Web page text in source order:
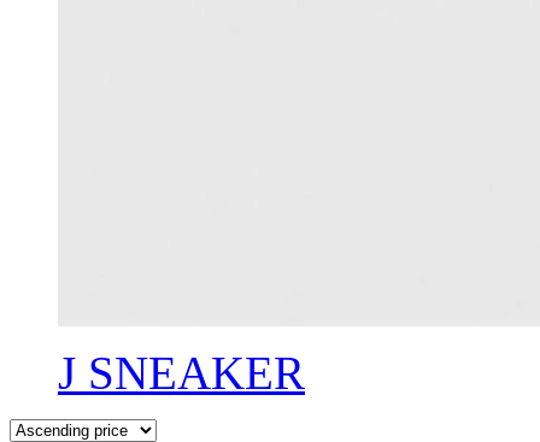
J SNEAKER